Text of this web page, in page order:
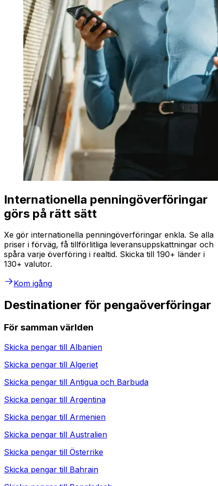
Internationella penningöverföringar
görs på rätt sätt
Xe gör internationella penningöverföringar enkla. Se alla
priser i förväg, få tillförlitliga leveransuppskattningar och
spåra varje överföring i realtid. Skicka till 190+ länder i
130+ valutor.
Kom igång
Destinationer för pengaöverföringar
För samman världen
Skicka pengar till Albanien
Skicka pengar till Algeriet
Skicka pengar till Antigua och Barbuda
Skicka pengar till Argentina
Skicka pengar till Armenien
Skicka pengar till Australien
Skicka pengar till Österrike
Skicka pengar till Bahrain